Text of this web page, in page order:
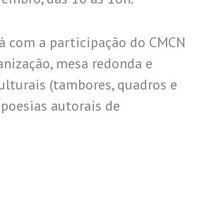
com a participação do CMCN
mesa redonda e
(tambores, quadros e
autorais de